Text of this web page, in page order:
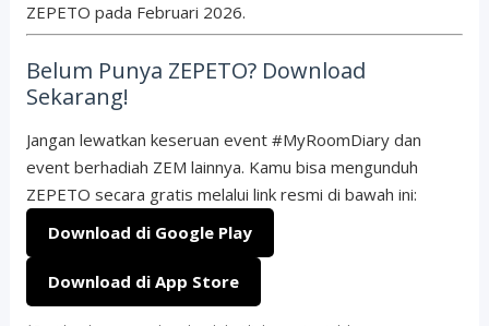
ZEPETO pada Februari 2026.
Belum Punya ZEPETO? Download
Sekarang!
Jangan lewatkan keseruan event #MyRoomDiary dan
event berhadiah ZEM lainnya. Kamu bisa mengunduh
ZEPETO secara gratis melalui link resmi di bawah ini:
Download di Google Play
Download di App Store